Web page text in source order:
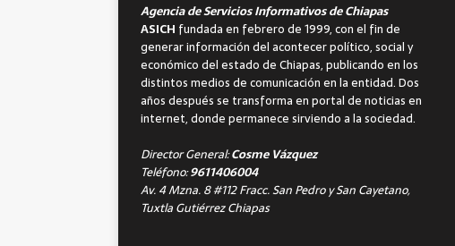
Agencia de Servicios Informativos de Chiapas
ASICH fundada en febrero de 1999, con el fin de
generar información del acontecer político, social y
económico del estado de Chiapas, publicando en los
distintos medios de comunicación en la entidad. Dos
años después se transforma en portal de noticias en
internet, donde permanece sirviendo a la sociedad.
Director General:Cosme Vázquez
Teléfono:9611406004
Av. 4 Mzna. 8 #112 Fracc. San Pedro y San Cayetano,
Tuxtla Gutiérrez Chiapas